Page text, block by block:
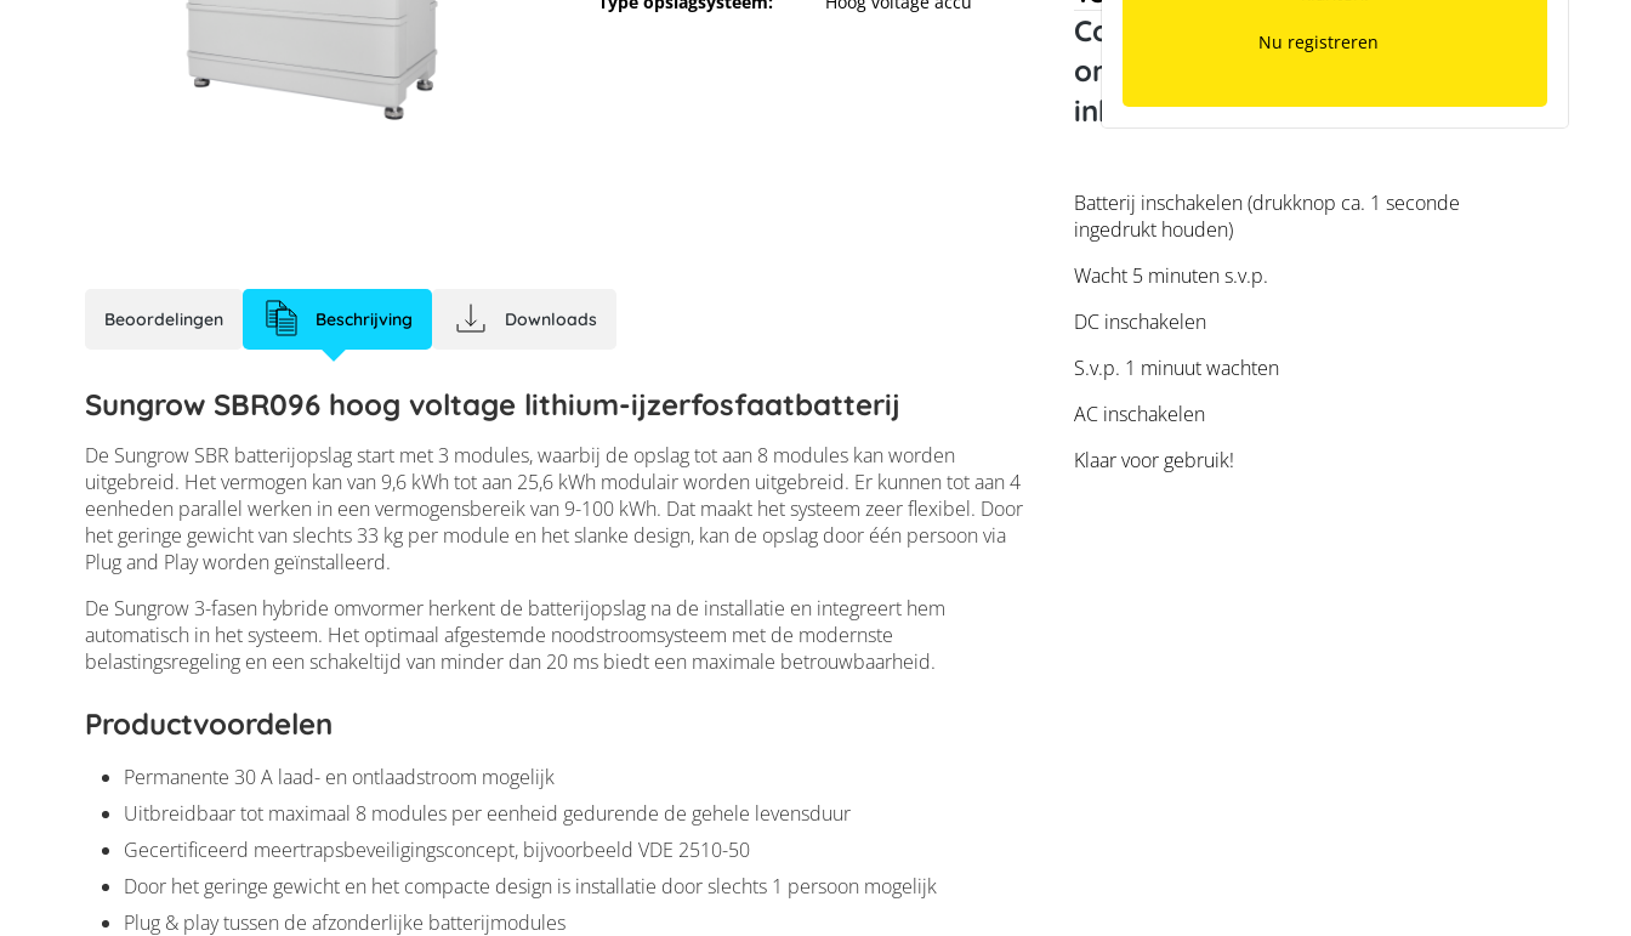
Nu registreren
Sungrow SBR096 batterij
Communicatie tussen batterij en
omvormer tijdens
inbedrijfstelling
Batterij inschakelen (drukknop ca. 1 seconde
ingedrukt houden)
Wacht 5 minuten s.v.p.
DC inschakelen
S.v.p. 1 minuut wachten
AC inschakelen
Klaar voor gebruik!
Beoordelingen Beschrijving Downloads
Sungrow SBR096 hoog voltage lithium-ijzerfosfaatbatterij
De Sungrow SBR batterijopslag start met 3 modules, waarbij de opslag tot aan 8 modules kan worden
uitgebreid. Het vermogen kan van 9,6 kWh tot aan 25,6 kWh modulair worden uitgebreid. Er kunnen tot aan 4
eenheden parallel werken in een vermogensbereik van 9-100 kWh. Dat maakt het systeem zeer flexibel. Door
het geringe gewicht van slechts 33 kg per module en het slanke design, kan de opslag door één persoon via
Plug and Play worden geïnstalleerd.
De Sungrow 3-fasen hybride omvormer herkent de batterijopslag na de installatie en integreert hem
automatisch in het systeem. Het optimaal afgestemde noodstroomsysteem met de modernste
belastingsregeling en een schakeltijd van minder dan 20 ms biedt een maximale betrouwbaarheid.
Productvoordelen
Permanente 30 A laad- en ontlaadstroom mogelijk
Uitbreidbaar tot maximaal 8 modules per eenheid gedurende de gehele levensduur
Gecertificeerd meertrapsbeveiligingsconcept, bijvoorbeeld VDE 2510-50
Door het geringe gewicht en het compacte design is installatie door slechts 1 persoon mogelijk
Plug & play tussen de afzonderlijke batterijmodules